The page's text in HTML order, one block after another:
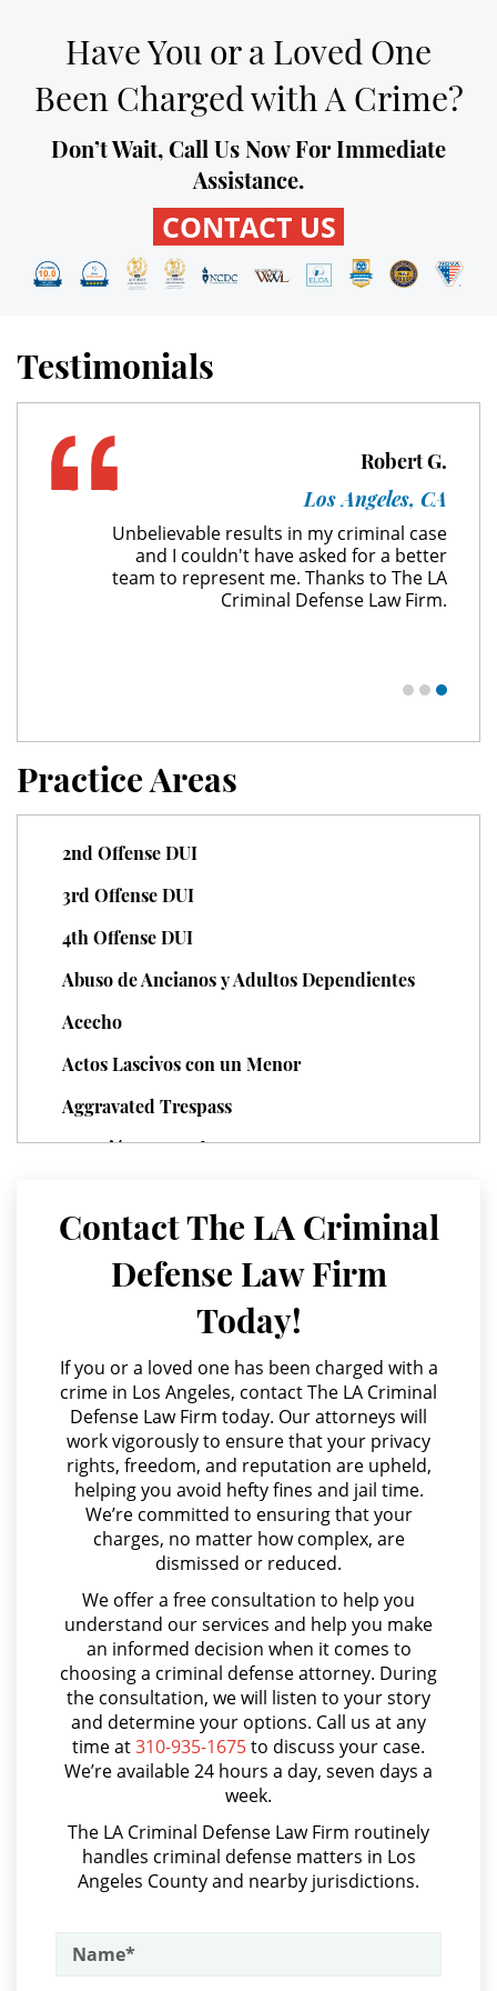
Unauthorized Practice of Medicine
Welfare Fraud
Workers' Compensation Fraud
Gun Offenses
Carrying A Concealed Firearm
Firearm Sentencing Enhancements
Negligent Discharge Of A Firearm
Division of Juvenile Justice
Juvenile Informal Diversion
Juvenile Three Strikes Law
Offenses Minors Can Be Tried As
Sealing Juvenile Records
Senate Bill 439
Transfer Hearing
Ward of the Court
Motorcycle Accident
Motorcycle Accident Involving
Uninsured Motorist
POST CONVICTION MATTERS
Probation Violation
Property Crimes
Aggravated Trespass
Arson
Damaging Phone, Electrical or Utility
Lines
Vandalism
Sex Crimes
Annoying or Molesting a Child Under
Have You or a Loved One
Been Charged with A Crime?
Don’t Wait, Call Us Now For Immediate
Assistance.
CONTACT US
Testimonials
Robert G.
Los Angeles, CA
Unbelievable results in my criminal case
and I couldn't have asked for a better
team to represent me. Thanks to The LA
Criminal Defense Law Firm.
Practice Areas
2nd Offense DUI
3rd Offense DUI
4th Offense DUI
Abuso de Ancianos y Adultos Dependientes
Acecho
Actos Lascivos con un Menor
Aggravated Trespass
Agresión Agravada
Agresión Doméstica
Agresión Sexual
Amenazas Criminales
Annoying or Molesting a Child Under 18
Anulando o Rechazando una Condena
Apropiación Indebida De Fondos Públicos
Arson
Asalto y Agresión
Asalto con Arma Mortal
Asalto Simple
Audiencia Administrativa del DMV
Audiencias de Transferencia
Aumento de Sentencia por Armas de Fuego
Aumento de Sentencia para Pandillas
Audiencias De Disposición
Audiencias De Detención
Asalto Contra un Funcionario Público
Contact The LA Criminal
Defense Law Firm
Today!
If you or a loved one has been charged with a
crime in Los Angeles, contact The LA Criminal
Defense Law Firm today. Our attorneys will
work vigorously to ensure that your privacy
rights, freedom, and reputation are upheld,
helping you avoid hefty fines and jail time.
We’re committed to ensuring that your
charges, no matter how complex, are
dismissed or reduced.
We offer a free consultation to help you
understand our services and help you make
an informed decision when it comes to
choosing a criminal defense attorney. During
the consultation, we will listen to your story
and determine your options. Call us at any
time at310-935-1675to discuss your case.
We’re available 24 hours a day, seven days a
week.
The LA Criminal Defense Law Firm routinely
handles criminal defense matters in Los
Angeles County and nearby jurisdictions.